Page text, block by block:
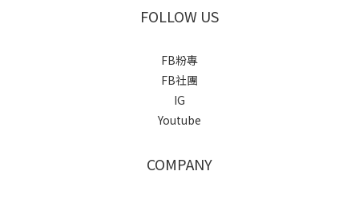
FOLLOW US
FB粉專
FB社團
IG
Youtube
COMPANY